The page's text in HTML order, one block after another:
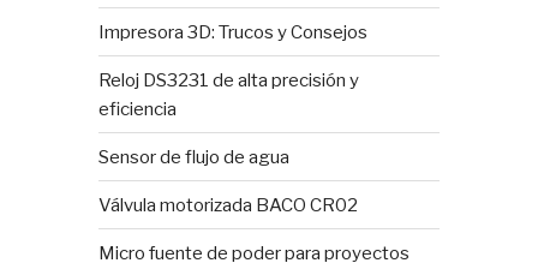
Impresora 3D: Trucos y Consejos
Reloj DS3231 de alta precisión y
eficiencia
Sensor de flujo de agua
Válvula motorizada BACO CR02
Micro fuente de poder para proyectos